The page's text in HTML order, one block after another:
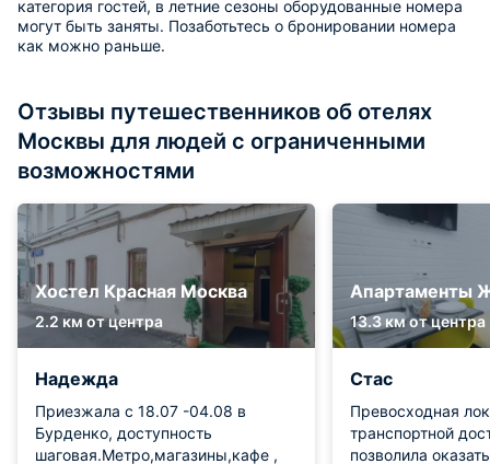
категория гостей, в летние сезоны оборудованные номера
могут быть заняты. Позаботьтесь о бронировании номера
как можно раньше.
Отзывы путешественников об отелях
Москвы для людей с ограниченными
возможностями
Хостел Красная Москва
2.2 км от центра
Надежда
Приезжала с 18.07 -04.08 в
Бурденко, доступность
шаговая.Метро,магазины,кафе ,
Апартаменты
13.3 км от центра
Стас
Превосходная
транспортной
позволила